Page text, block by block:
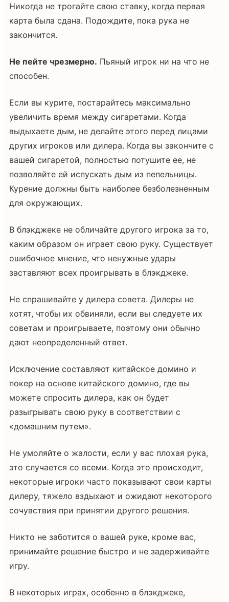
Никогда не трогайте свою ставку, когда первая
карта была сдана. Подождите, пока рука не
закончится.
Не пейте чрезмерно. Пьяный игрок ни на что не
способен.
Если вы курите, постарайтесь максимально
увеличить время между сигаретами. Когда
выдыхаете дым, не делайте этого перед лицами
других игроков или дилера. Когда вы закончите с
вашей сигаретой, полностью потушите ее, не
позволяйте ей испускать дым из пепельницы.
Курение должны быть наиболее безболезненным
для окружающих.
В блэкджеке не обличайте другого игрока за то,
каким образом он играет свою руку. Существует
ошибочное мнение, что ненужные удары
заставляют всех проигрывать в блэкджеке.
Не спрашивайте у дилера совета. Дилеры не
хотят, чтобы их обвиняли, если вы следуете их
советам и проигрываете, поэтому они обычно
дают неопределенный ответ.
Исключение составляют китайское домино и
покер на основе китайского домино, где вы
можете спросить дилера, как он будет
разыгрывать свою руку в соответствии с
«домашним путем».
Не умоляйте о жалости, если у вас плохая рука,
это случается со всеми. Когда это происходит,
некоторые игроки часто показывают свои карты
дилеру, тяжело вздыхают и ожидают некоторого
сочувствия при принятии другого решения.
Никто не заботится о вашей руке, кроме вас,
принимайте решение быстро и не задерживайте
игру.
В некоторых играх, особенно в блэкджеке,